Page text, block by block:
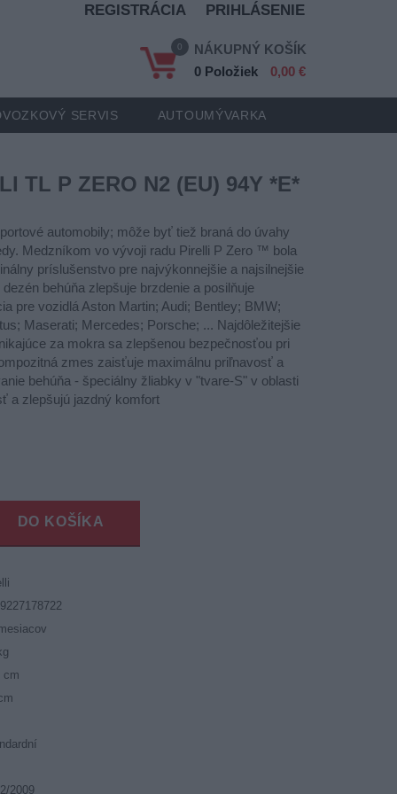
TL P ZERO N2 (EU) 94Y *E*
automobily; môže byť tiež braná do úvahy
Medzníkom vo vývoji radu Pirelli P Zero ™ bola
príslušenstvo pre najvýkonnejšie a najsilnejšie
behúňa zlepšuje brzdenie a posilňuje
pre vozidlá Aston Martin; Audi; Bentley; BMW;
Maserati; Mercedes; Porsche; ... Najdôležitejšie
za mokra sa zlepšenou bezpečnosťou pri
zmes zaisťuje maximálnu priľnavosť a
behúňa - špeciálny žliabky v "tvare-S" v oblasti
a zlepšujú jazdný komfort
DO KOŠÍKA
cm
2009
REGISTRÁCIA PRIHLÁSENIE
0
NÁKUPNÝ KOŠÍK
0 Položiek
0,00 €
SERVIS AUTOUMÝVARKA